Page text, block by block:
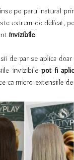
pe parul natural
extrem de delicat,
invizibile!
de par se aplica
invizibilepot fi
ca micro-extensiile